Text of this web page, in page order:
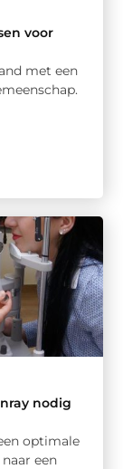
voor
met een
nodig
optimale
een